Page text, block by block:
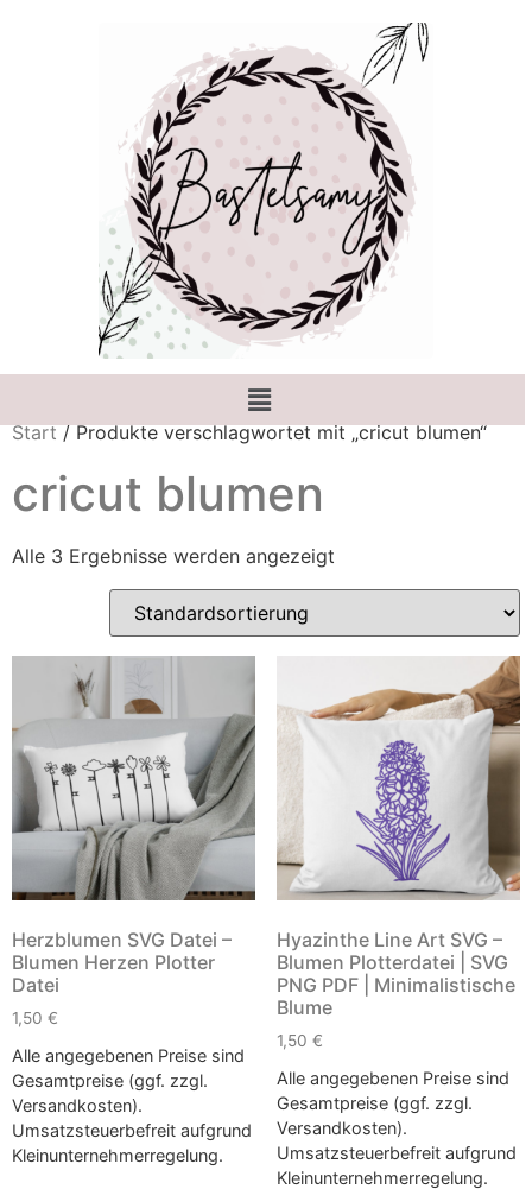
Start/ Produkte verschlagwortet mit „cricut blumen“
cricut blumen
Alle 3 Ergebnisse werden angezeigt
Herzblumen SVG Datei –
Blumen Herzen Plotter
Datei
1,50 €
Alle angegebenen Preise sind
Gesamtpreise (ggf. zzgl.
Versandkosten).
Umsatzsteuerbefreit aufgrund
Kleinunternehmerregelung.
Hyazinthe Line Art SVG –
Blumen Plotterdatei | SVG
PNG PDF | Minimalistische
Blume
1,50 €
Alle angegebenen Preise sind
Gesamtpreise (ggf. zzgl.
Versandkosten).
Umsatzsteuerbefreit aufgrund
Kleinunternehmerregelung.